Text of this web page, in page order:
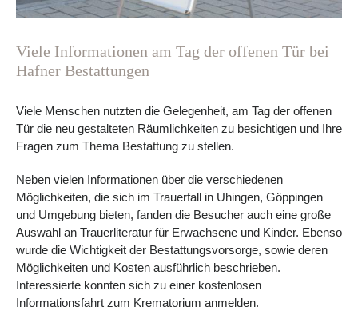
Viele Informationen am Tag der offenen Tür bei
Hafner Bestattungen
Viele Menschen nutzten die Gelegenheit, am Tag der offenen
Tür die neu gestalteten Räumlichkeiten zu besichtigen und Ihre
Fragen zum Thema Bestattung zu stellen.
Neben vielen Informationen über die verschiedenen
Möglichkeiten, die sich im Trauerfall in Uhingen, Göppingen
und Umgebung bieten, fanden die Besucher auch eine große
Auswahl an Trauerliteratur für Erwachsene und Kinder. Ebenso
wurde die Wichtigkeit der Bestattungsvorsorge, sowie deren
Möglichkeiten und Kosten ausführlich beschrieben.
Interessierte konnten sich zu einer kostenlosen
Informationsfahrt zum Krematorium anmelden.